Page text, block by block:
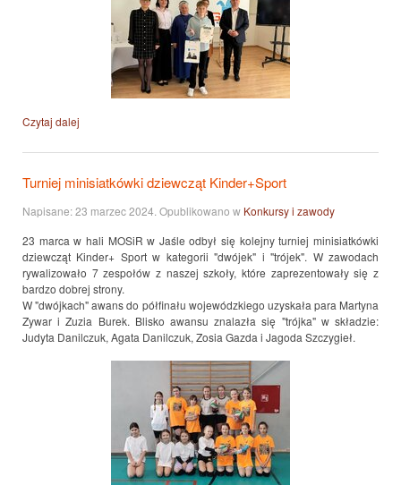
Czytaj dalej
Turniej minisiatkówki dziewcząt Kinder+Sport
Napisane:23 marzec 2024 . Opublikowano w Konkursy i zawody
23 marca w hali MOSiR w Jaśle odbył się kolejny turniej minisiatkówki
dziewcząt Kinder+ Sport w kategorii "dwójek" i "trójek". W zawodach
rywalizowało 7 zespołów z naszej szkoły, które zaprezentowały się z
bardzo dobrej strony.
W "dwójkach" awans do półfinału wojewódzkiego uzyskała para Martyna
Zywar i Zuzia Burek. Blisko awansu znalazła się "trójka" w składzie:
Judyta Danilczuk, Agata Danilczuk, Zosia Gazda i Jagoda Szczygieł.